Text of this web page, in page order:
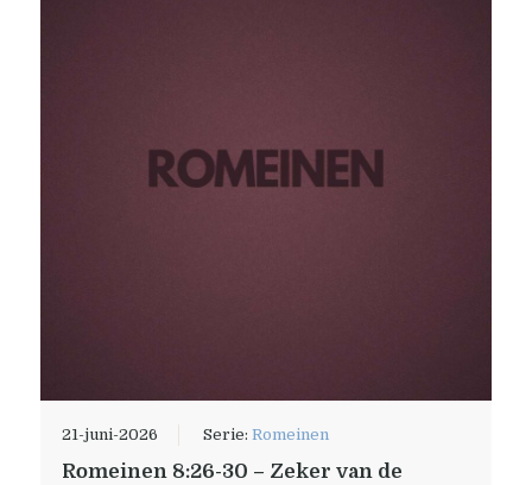
21-juni-2026 Serie: Romeinen
Romeinen 8:26-30 – Zeker van de